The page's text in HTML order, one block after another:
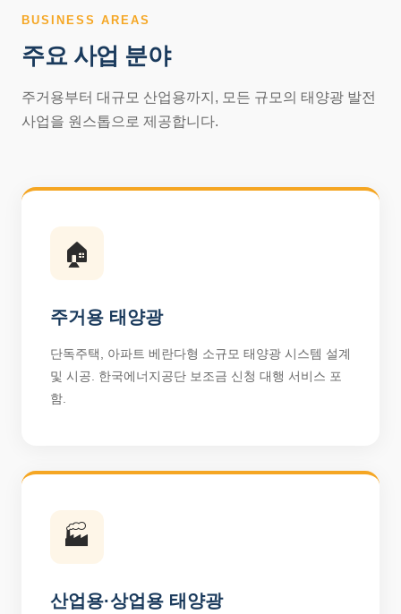
BUSINESS AREAS
주요 사업 분야
주거용부터 대규모 산업용까지, 모든 규모의 태양광 발전
사업을 원스톱으로 제공합니다.
🏠
주거용 태양광
단독주택, 아파트 베란다형 소규모 태양광 시스템 설계
및 시공. 한국에너지공단 보조금 신청 대행 서비스 포
함.
🏭
산업용·상업용 태양광